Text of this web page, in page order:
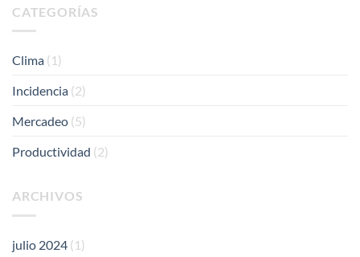
CATEGORÍAS
Clima (1)
Incidencia (2)
Mercadeo (5)
Productividad (2)
ARCHIVOS
julio 2024 (1)